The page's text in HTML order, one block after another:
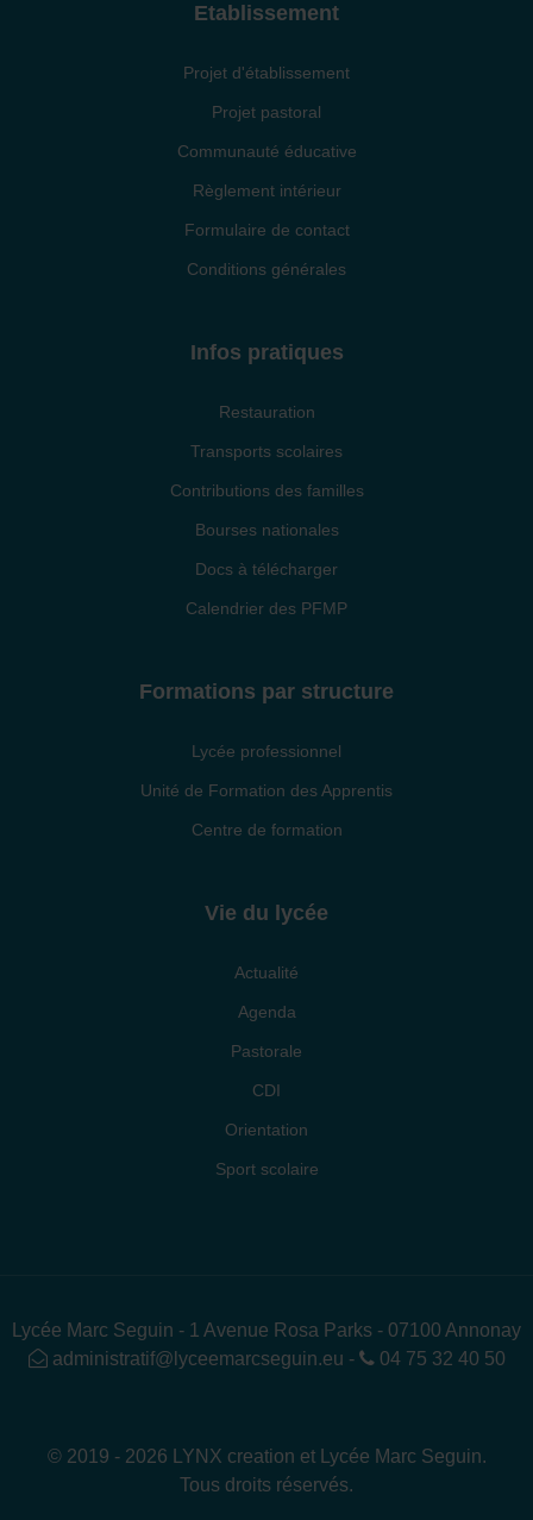
Etablissement
Projet d'établissement
Projet pastoral
Communauté éducative
Règlement intérieur
Formulaire de contact
Conditions générales
Infos pratiques
Restauration
Transports scolaires
Contributions des familles
Bourses nationales
Docs à télécharger
Calendrier des PFMP
Formations par structure
Lycée professionnel
Unité de Formation des Apprentis
Centre de formation
Vie du lycée
Actualité
Agenda
Pastorale
CDI
Orientation
Sport scolaire
Lycée Marc Seguin - 1 Avenue Rosa Parks - 07100 Annonay
administratif@lyceemarcseguin.eu - 04 75 32 40 50
© 2019 - 2026 LYNX creation et Lycée Marc Seguin.
Tous droits réservés.